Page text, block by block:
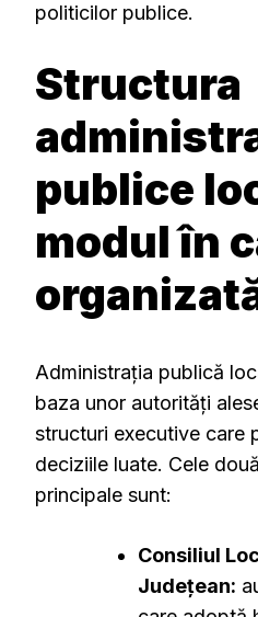
politicilor publice.
Structura
publice
modul în
Administrația publică
baza unor autorități
structuri executive care
deciziile luate. Cele
principale sunt:
Consiliul
Județean: